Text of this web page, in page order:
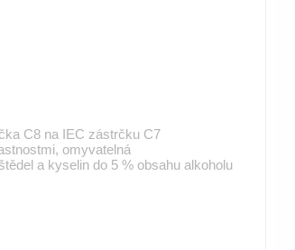
C8 na IEC zástrčku C7
omyvatelná
a kyselin do 5 % obsahu alkoholu